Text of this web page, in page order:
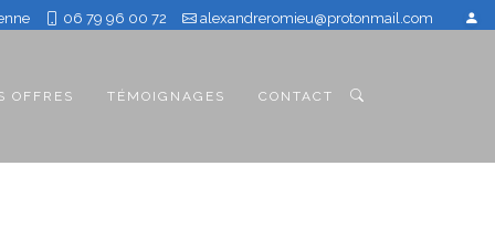
06 79 96 00 72 alexandreromieu@protonmail.com
OFFRES TÉMOIGNAGES CONTACT